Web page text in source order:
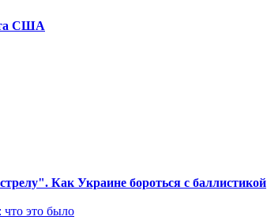
США
Как Украине бороться с баллистикой
что это было